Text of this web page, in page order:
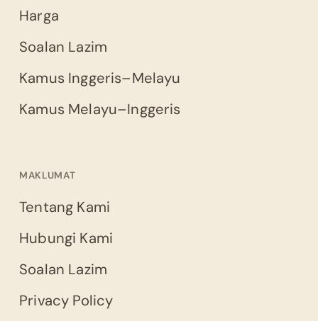
Harga
Soalan Lazim
Kamus Inggeris–Melayu
Kamus Melayu–Inggeris
MAKLUMAT
Tentang Kami
Hubungi Kami
Soalan Lazim
Privacy Policy